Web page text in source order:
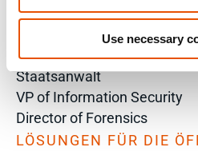
Use necessary
Informationsanalyst
Polizeichef
Staatsanwalt
VP of Information Security
Director of Forensics
LÖSUNGEN FÜR DIE